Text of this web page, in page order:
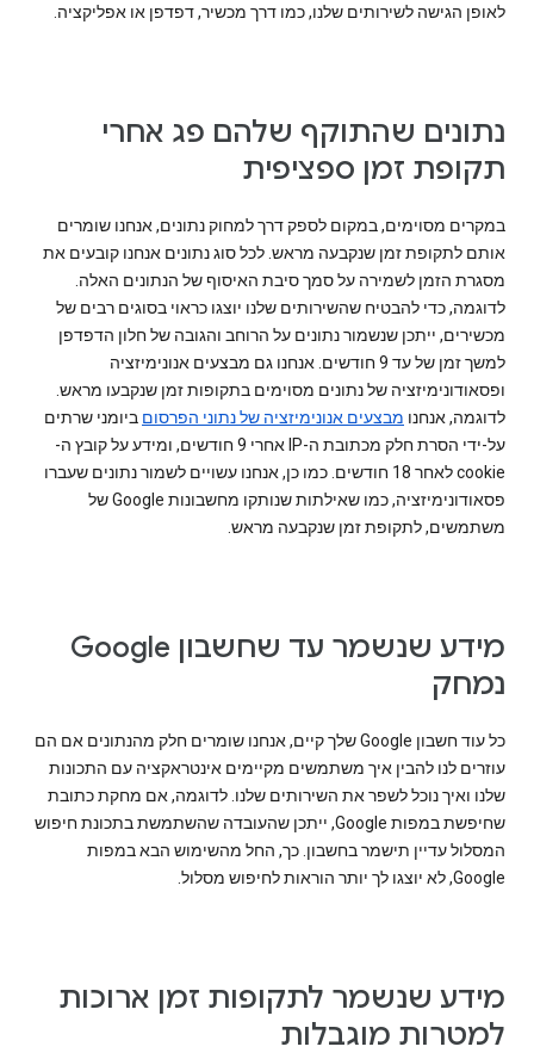
לאופן הגישה לשירותים שלנו, כמו דרך מכשיר, דפדפן או אפליקציה.
נתונים שהתוקף שלהם פג אחרי
תקופת זמן ספציפית
במקרים מסוימים, במקום לספק דרך למחוק נתונים, אנחנו שומרים
אותם לתקופת זמן שנקבעה מראש. לכל סוג נתונים אנחנו קובעים את
מסגרת הזמן לשמירה על סמך סיבת האיסוף של הנתונים האלה.
לדוגמה, כדי להבטיח שהשירותים שלנו יוצגו כראוי בסוגים רבים של
מכשירים, ייתכן שנשמור נתונים על הרוחב והגובה של חלון הדפדפן
למשך זמן של עד 9 חודשים. אנחנו גם מבצעים אנונימיזציה
ופסאודונימיזציה של נתונים מסוימים בתקופות זמן שנקבעו מראש.
לדוגמה, אנחנו מבצעים אנונימיזציה של נתוני הפרסום ביומני שרתים
על-ידי הסרת חלק מכתובת ה-IP אחרי 9 חודשים, ומידע על קובץ ה-
cookie לאחר 18 חודשים. כמו כן, אנחנו עשויים לשמור נתונים שעברו
פסאודונימיזציה, כמו שאילתות שנותקו מחשבונות Google של
משתמשים, לתקופת זמן שנקבעה מראש.
מידע שנשמר עד שחשבון Google
נמחק
כל עוד חשבון Google שלך קיים, אנחנו שומרים חלק מהנתונים אם הם
עוזרים לנו להבין איך משתמשים מקיימים אינטראקציה עם התכונות
שלנו ואיך נוכל לשפר את השירותים שלנו. לדוגמה, אם מחקת כתובת
שחיפשת במפות Google, ייתכן שהעובדה שהשתמשת בתכונת חיפוש
המסלול עדיין תישמר בחשבון. כך, החל מהשימוש הבא במפות
Google, לא יוצגו לך יותר הוראות לחיפוש מסלול.
מידע שנשמר לתקופות זמן ארוכות
למטרות מוגבלות